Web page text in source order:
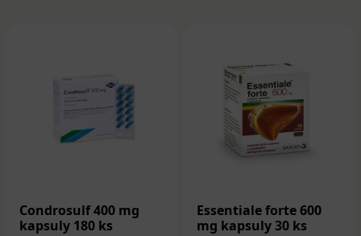
Condrosulf 400 mg
kapsuly 180 ks
Essentiale forte 600
mg kapsuly 30 ks